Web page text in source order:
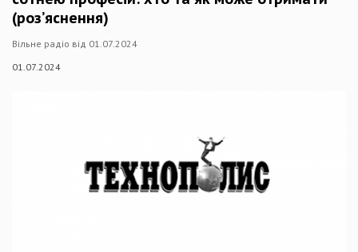
(роз’яснення)
Вільне радіо від 01.07.2024
01.07.2024